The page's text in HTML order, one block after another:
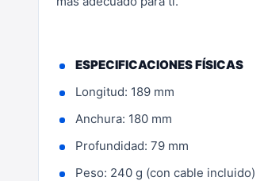
ESPECIFICACIONES FÍSICAS
Longitud: 189 mm
Anchura: 180 mm
Profundidad: 79 mm
Peso: 240 g (con cable incluido)